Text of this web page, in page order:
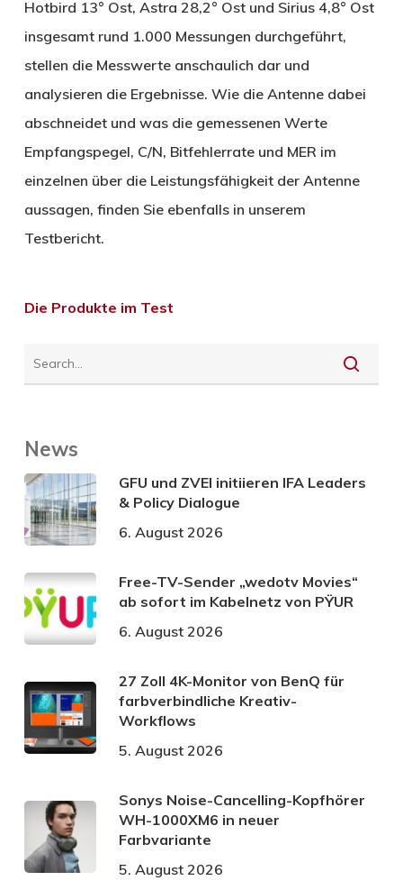
Hotbird 13° Ost, Astra 28,2° Ost und Sirius 4,8° Ost
insgesamt rund 1.000 Messungen durchgeführt,
stellen die Messwerte anschaulich dar und
analysieren die Ergebnisse. Wie die Antenne dabei
abschneidet und was die gemessenen Werte
Empfangspegel, C/N, Bitfehlerrate und MER im
einzelnen über die Leistungsfähigkeit der Antenne
aussagen, finden Sie ebenfalls in unserem
Testbericht.
Die Produkte im Test
News
GFU und ZVEI initiieren IFA Leaders
& Policy Dialogue
6. August 2026
Free-TV-Sender „wedotv Movies“
ab sofort im Kabelnetz von PŸUR
6. August 2026
27 Zoll 4K-Monitor von BenQ für
farbverbindliche Kreativ-
Workflows
5. August 2026
Sonys Noise-Cancelling-Kopfhörer
WH-1000XM6 in neuer
Farbvariante
5. August 2026